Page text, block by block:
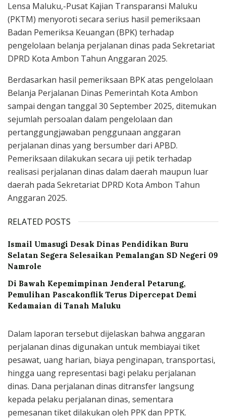
Lensa Maluku,-Pusat Kajian Transparansi Maluku
(PKTM) menyoroti secara serius hasil pemeriksaan
Badan Pemeriksa Keuangan (BPK) terhadap
pengelolaan belanja perjalanan dinas pada Sekretariat
DPRD Kota Ambon Tahun Anggaran 2025.
Berdasarkan hasil pemeriksaan BPK atas pengelolaan
Belanja Perjalanan Dinas Pemerintah Kota Ambon
sampai dengan tanggal 30 September 2025, ditemukan
sejumlah persoalan dalam pengelolaan dan
pertanggungjawaban penggunaan anggaran
perjalanan dinas yang bersumber dari APBD.
Pemeriksaan dilakukan secara uji petik terhadap
realisasi perjalanan dinas dalam daerah maupun luar
daerah pada Sekretariat DPRD Kota Ambon Tahun
Anggaran 2025.
RELATED POSTS
Ismail Umasugi Desak Dinas Pendidikan Buru
Selatan Segera Selesaikan Pemalangan SD Negeri 09
Namrole
Di Bawah Kepemimpinan Jenderal Petarung,
Pemulihan Pascakonflik Terus Dipercepat Demi
Kedamaian di Tanah Maluku
Dalam laporan tersebut dijelaskan bahwa anggaran
perjalanan dinas digunakan untuk membiayai tiket
pesawat, uang harian, biaya penginapan, transportasi,
hingga uang representasi bagi pelaku perjalanan
dinas. Dana perjalanan dinas ditransfer langsung
kepada pelaku perjalanan dinas, sementara
pemesanan tiket dilakukan oleh PPK dan PPTK.